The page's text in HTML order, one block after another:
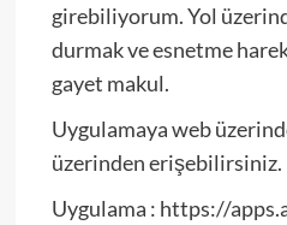
girebiliyorum. Yol
durmak ve esnetme
gayet makul.
Uygulamaya web
üzerinden erişebilirsiniz.
Uygulama : https://